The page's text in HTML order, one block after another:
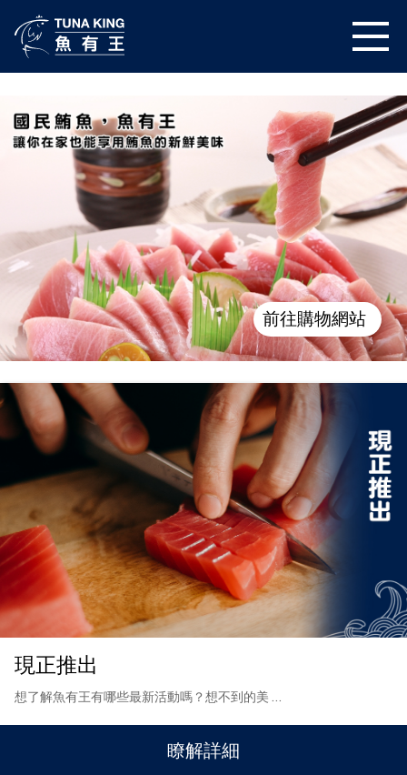
前往購物網站
現正推出
想了解魚有王有哪些最新活動嗎？想不到的美 …
瞭解詳細